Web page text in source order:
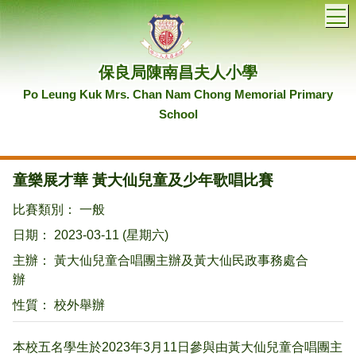
保良局陳南昌夫人小學
Po Leung Kuk Mrs. Chan Nam Chong Memorial Primary
School
童樂展才華 黃大仙兒童及少年歌唱比賽
比賽類別： 一般
日期： 2023-03-11 (星期六)
主辦： 黃大仙兒童合唱團主辦及黃大仙民政事務處合
辦
性質： 校外舉辦
本校五名學生於2023年3月11日參與由黃大仙兒童合唱團主